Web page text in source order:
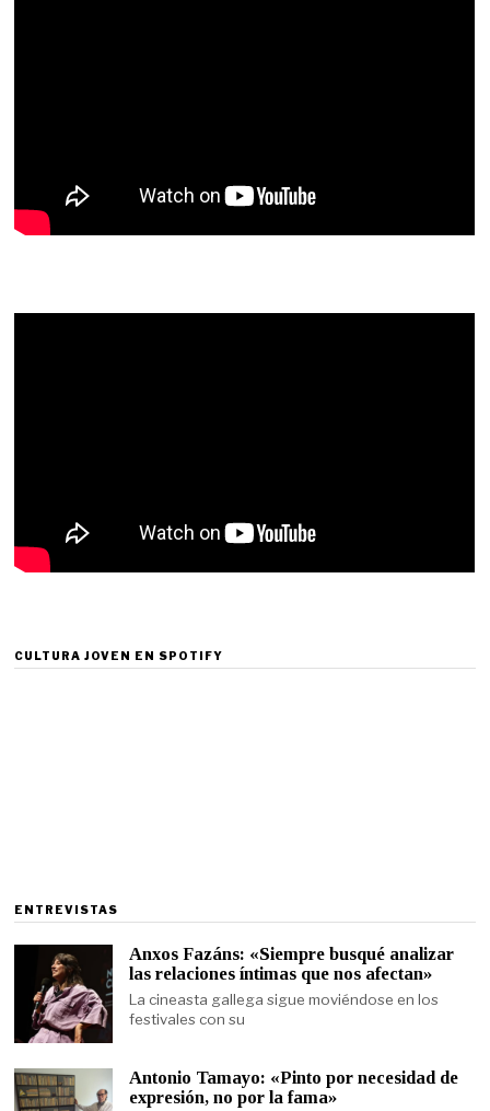
CULTURA JOVEN EN SPOTIFY
ENTREVISTAS
Anxos Fazáns: «Siempre busqué analizar
las relaciones íntimas que nos afectan»
La cineasta gallega sigue moviéndose en los
festivales con su
Antonio Tamayo: «Pinto por necesidad de
expresión, no por la fama»